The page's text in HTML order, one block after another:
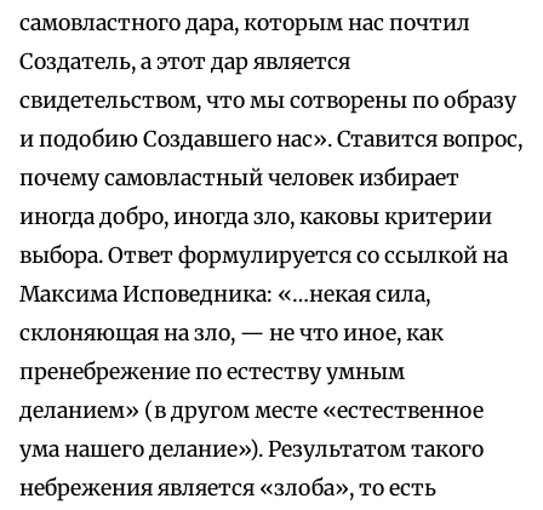
самовластного дара, которым нас почтил
Создатель, а этот дар является
свидетельством, что мы сотворены по образу
и подобию Создавшего нас». Ставится вопрос,
почему самовластный человек избирает
иногда добро, иногда зло, каковы критерии
выбора. Ответ формулируется со ссылкой на
Максима Исповедника: «…некая сила,
склоняющая на зло, — не что иное, как
пренебрежение по естеству умным
деланием» (в другом месте «естественное
ума нашего делание»). Результатом такого
небрежения является «злоба», то есть